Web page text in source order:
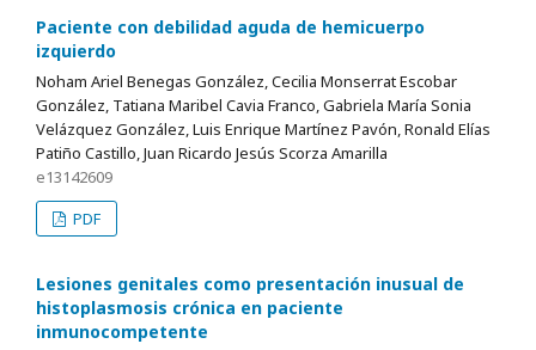
Paciente con debilidad aguda de hemicuerpo
izquierdo
Noham Ariel Benegas González, Cecilia Monserrat Escobar
González, Tatiana Maribel Cavia Franco, Gabriela María Sonia
Velázquez González, Luis Enrique Martínez Pavón, Ronald Elías
Patiño Castillo, Juan Ricardo Jesús Scorza Amarilla
e13142609
PDF
Lesiones genitales como presentación inusual de
histoplasmosis crónica en paciente
inmunocompetente